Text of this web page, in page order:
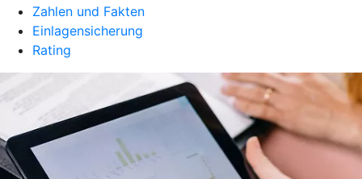
Zahlen und Fakten
Einlagensicherung
Rating